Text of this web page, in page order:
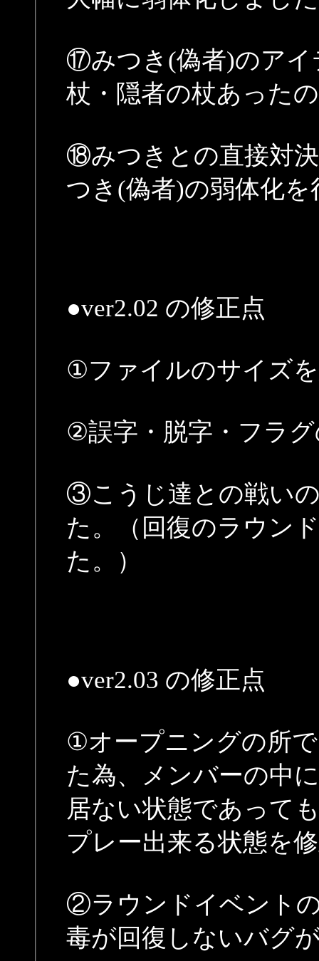
⑰みつき(偽者)のアイ
杖・隠者の杖あった
⑱みつきとの直接対
つき(偽者)の弱体化
●ver2.02 の修正点
①ファイルのサイズ
②誤字・脱字・フラ
③こうじ達との戦い
た。（回復のラウン
た。）
●ver2.03 の修正点
①オープニングの所
た為、メンバーの中
居ない状態であって
プレー出来る状態を
②ラウンドイベント
毒が回復しないバグ